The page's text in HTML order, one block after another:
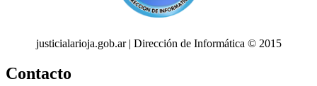
justicialarioja.gob.ar | Dirección de Informática © 2015
Contacto